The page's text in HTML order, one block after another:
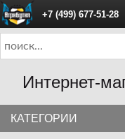
+7 (499) 677-51-28
ПН - ПТ с
Интернет-
КАТЕГОРИИ